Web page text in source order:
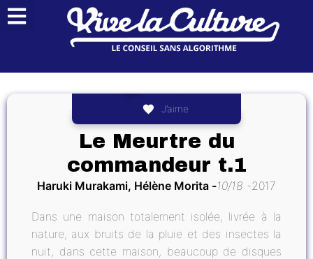
J’aime
Le Meurtre du
commandeur t.1
Haruki Murakami, Hélène Morita 10/18 2017
Dans une maison totalement isolée, livrée à la
nature, aux bruits de la pluie et des insectes la
nuit, dans cette maison, beaucoup de disques